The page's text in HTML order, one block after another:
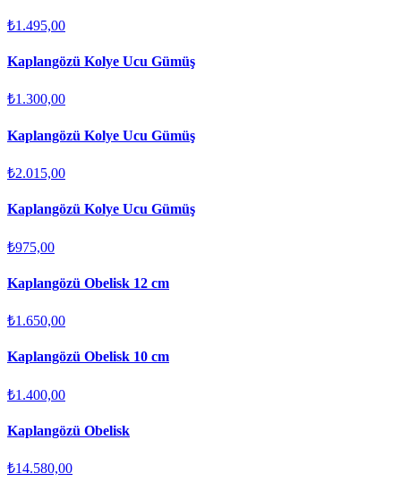
₺1.495,00
Kaplangözü Kolye Ucu Gümüş
₺1.300,00
Kaplangözü Kolye Ucu Gümüş
₺2.015,00
Kaplangözü Kolye Ucu Gümüş
₺975,00
Kaplangözü Obelisk 12 cm
₺1.650,00
Kaplangözü Obelisk 10 cm
₺1.400,00
Kaplangözü Obelisk
₺14.580,00